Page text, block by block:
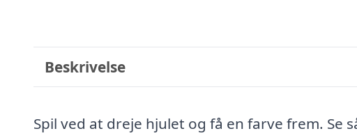
Beskrivelse
Spil ved at dreje hjulet og få en farve frem. Se